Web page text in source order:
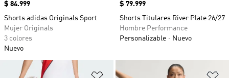
Precio
$ 84.999
Shorts adidas Originals Sport
Mujer Originals
3 colores
Nuevo
Precio
$ 79.999
Shorts Titulares River Plate 26/27
Hombre Performance
Personalizable
Nuevo
Añadir a la lista de deseos